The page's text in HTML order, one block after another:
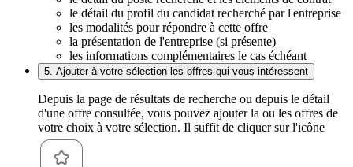
le détail du profil du candidat recherché par l'entreprise
les modalités pour répondre à cette offre
la présentation de l'entreprise (si présente)
les informations complémentaires le cas échéant
5. Ajouter à votre sélection les offres qui vous intéressent
Depuis la page de résultats de recherche ou depuis le détail
d'une offre consultée, vous pouvez ajouter la ou les offres de
votre choix à votre sélection. Il suffit de cliquer sur l'icône